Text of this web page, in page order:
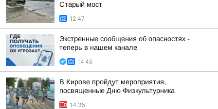
Старый мост
12:47
Экстренные сообщения об опасностях -
теперь в нашем канале
14:45
В Кирове пройдут мероприятия,
посвященные Дню Физкультурника
14:36